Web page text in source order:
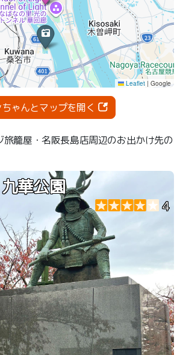
ゃんとマップを開く
旅籠屋・名阪長島店周辺のお出かけ先の
華公園
4